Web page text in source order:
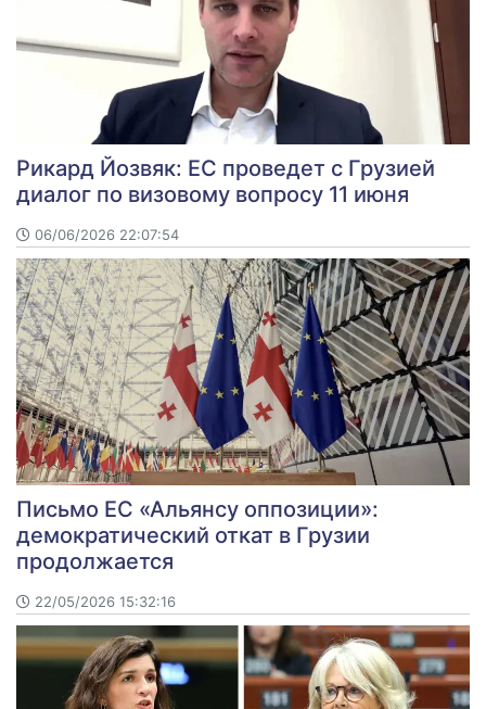
Рикард Йозвяк: ЕС проведет с Грузией
диалог по визовому вопросу 11 июня
06/06/2026 22:07:54
Письмо ЕС «Альянсу оппозиции»:
демократический откат в Грузии
продолжается
22/05/2026 15:32:16